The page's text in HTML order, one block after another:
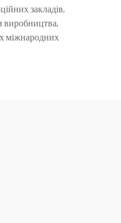
закладів,
виробництва,
міжнародних